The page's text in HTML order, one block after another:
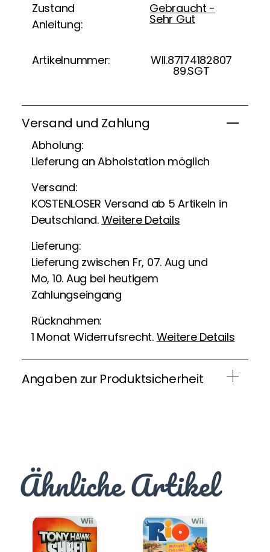
Zustand
Anleitung:
Gebraucht -
Sehr Gut
Artikelnummer: WII.87174182807
89.SGT
Versand und Zahlung
Abholung:
Lieferung an Abholstation möglich
Versand:
KOSTENLOSER Versand ab 5 Artikeln in
Deutschland. Weitere Details
Lieferung:
Lieferung zwischen Fr, 07. Aug und
Mo, 10. Aug bei heutigem
Zahlungseingang
Rücknahmen:
1 Monat Widerrufsrecht. Weitere Details
Angaben zur Produktsicherheit
Ähnliche Artikel